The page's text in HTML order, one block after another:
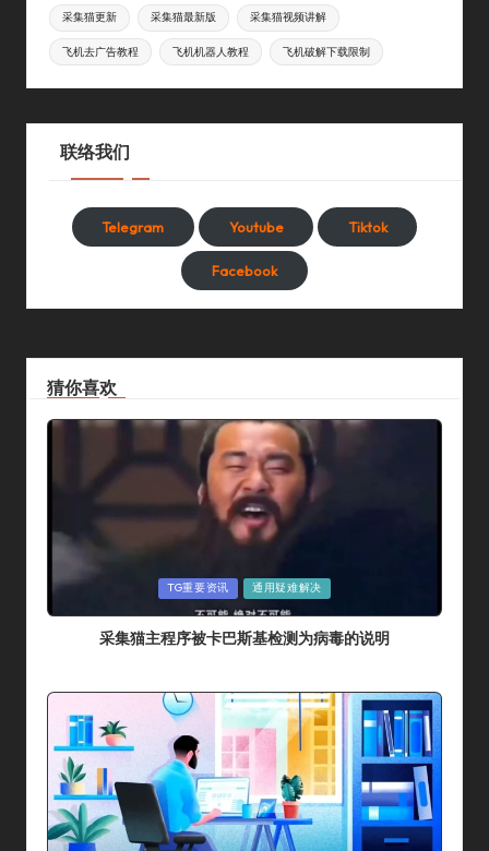
采集猫更新 采集猫最新版 采集猫视频讲解
飞机去广告教程 飞机机器人教程 飞机破解下载限制
联络我们
Telegram Youtube Tiktok
Facebook
猜你喜欢
Posted
TG重要资讯 通用疑难解决
采集猫主程序被卡巴斯基检测为病毒的说明
By